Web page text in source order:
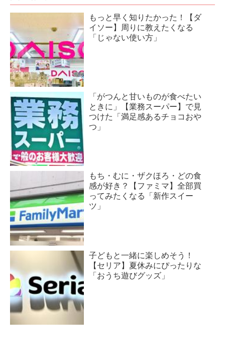
もっと早く知りたかった！【ダ
イソー】周りに教えたくなる
「じゃない使い方」
「がつんと甘いものが食べたい
ときに」【業務スーパー】で見
つけた「満足感あるチョコおや
つ」
もち・むに・ザクほろ・どの食
感が好き？【ファミマ】全部買
ってみたくなる「新作スイー
ツ」
子どもと一緒に楽しめそう！
【セリア】夏休みにぴったりな
「おうち遊びグッズ」